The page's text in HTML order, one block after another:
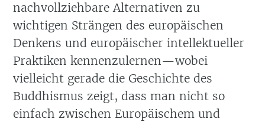
nachvollziehbare Alternativen zu
wichtigen Strängen des europäischen
Denkens und europäischer intellektueller
Praktiken kennenzulernen—wobei
vielleicht gerade die Geschichte des
Buddhismus zeigt, dass man nicht so
einfach zwischen Europäischem und